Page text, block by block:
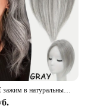
SUNYAGE зажим в натуральные синтетические волосы челки бахрома волосы куски средней части удлинение волос Topper для женщин выпадение волос